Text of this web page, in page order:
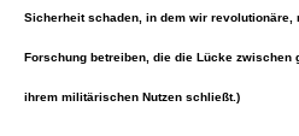
Sicherheit schaden, in dem wir revolutionäre,
Forschung betreiben, die die Lücke zwischen
ihrem militärischen Nutzen schließt.)